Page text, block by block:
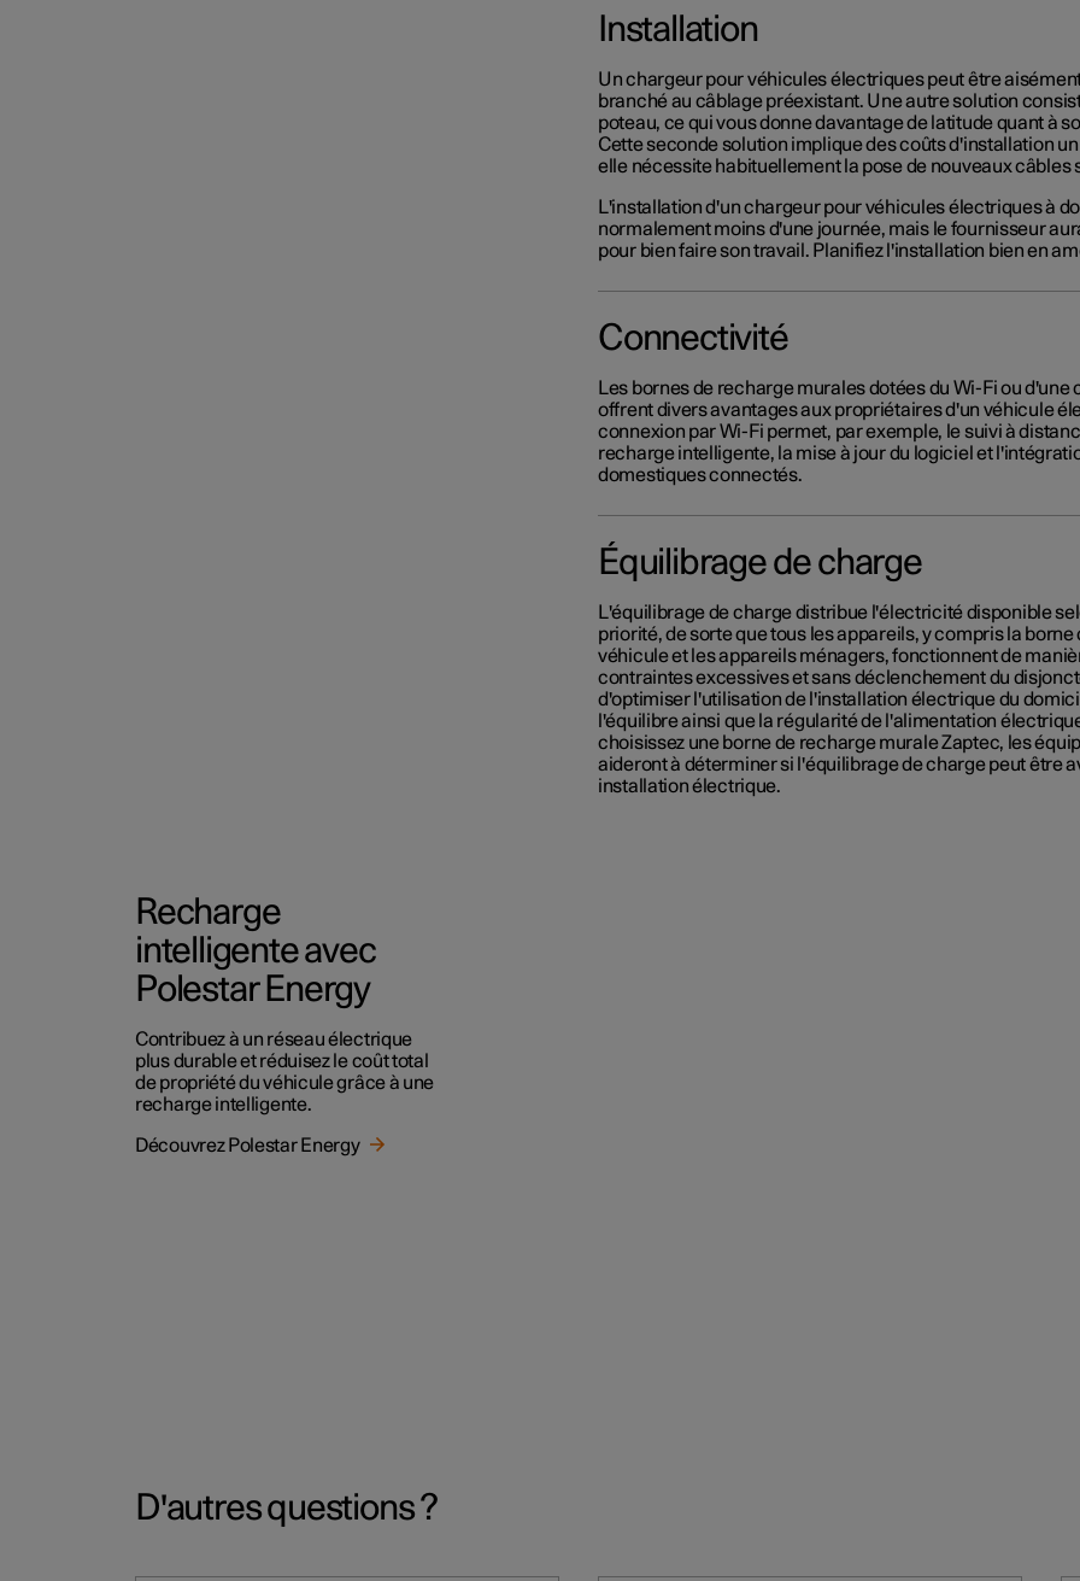
Installation
Un chargeur pour véhicules électriques peut être
branché au câblage préexistant. Une autre solution
poteau, ce qui vous donne davantage de latitude quant à
Cette seconde solution implique des coûts d'installation
elle nécessite habituellement la pose de nouveaux câbles
L'installation d'un chargeur pour véhicules électriques à
normalement moins d'une journée, mais le fournisseur
pour bien faire son travail. Planifiez l'installation bien en
Connectivité
Les bornes de recharge murales dotées du Wi-Fi ou d'une
offrent divers avantages aux propriétaires d'un véhicule
connexion par Wi-Fi permet, par exemple, le suivi à
recharge intelligente, la mise à jour du logiciel et
domestiques connectés.
Équilibrage de charge
L'équilibrage de charge distribue l'électricité disponible
priorité, de sorte que tous les appareils, y compris la borne
véhicule et les appareils ménagers, fonctionnent de
contraintes excessives et sans déclenchement du
d'optimiser l'utilisation de l'installation électrique du
l'équilibre ainsi que la régularité de l'alimentation
choisissez une borne de recharge murale Zaptec, les
aideront à déterminer si l'équilibrage de charge peut être
installation électrique.
Recharge
intelligente avec
Polestar Energy
Contribuez à un réseau électrique
plus durable et réduisez le coût total
de propriété du véhicule grâce à une
recharge intelligente.
Découvrez Polestar Energy
D'autres questions ?